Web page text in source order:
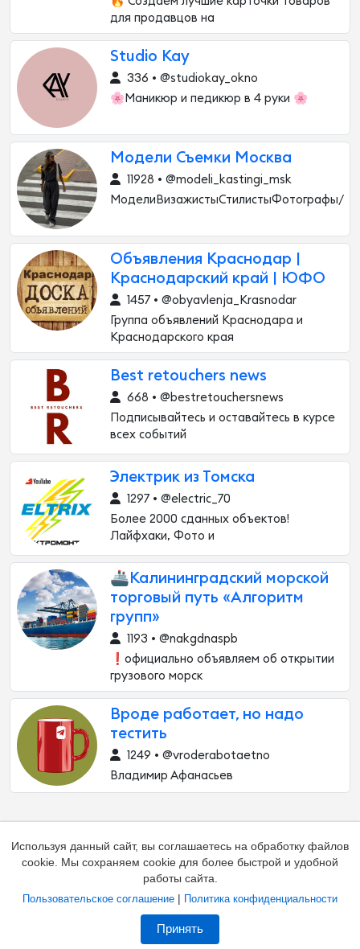
для продавцов на
Studio Kay
336 • @studiokay_okno
🌸Маникюр и педикюр в 4 руки 🌸
Модели Съемки Москва
11928 • @modeli_kastingi_msk
МоделиВизажистыСтилистыФотографы/
Объявления Краснодар |
Краснодарский край | ЮФО
1457 • @obyavlenja_Krasnodar
Группа объявлений Краснодара и
Краснодарского края
Best retouchers news
668 • @bestretouchersnews
Подписывайтесь и оставайтесь в курсе
всех событий
Электрик из Томска
1297 • @electric_70
Более 2000 сданных объектов!
Лайфхаки, Фото и
🚢Калининградский морской
торговый путь «Алгоритм
групп»
1193 • @nakgdnaspb
❗️официально объявляем об открытии
грузового морск
Вроде работает, но надо
тестить
1249 • @vroderabotaetno
Владимир Афанасьев
Контакты
Используя данный сайт, вы соглашаетесь на обработку файлов
cookie. Мы сохраняем cookie для более быстрой и удобной
работы сайта.
Пользовательское соглашение | Политика конфиденциальности
Принять